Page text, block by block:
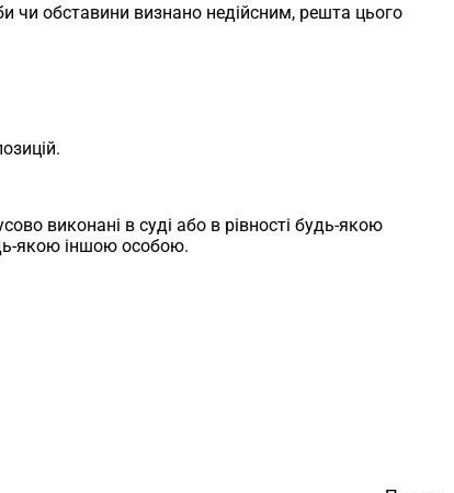
чи обставини визнано недійсним, решта цього
виконані в суді або в рівності будь-якою
якою іншою особою.